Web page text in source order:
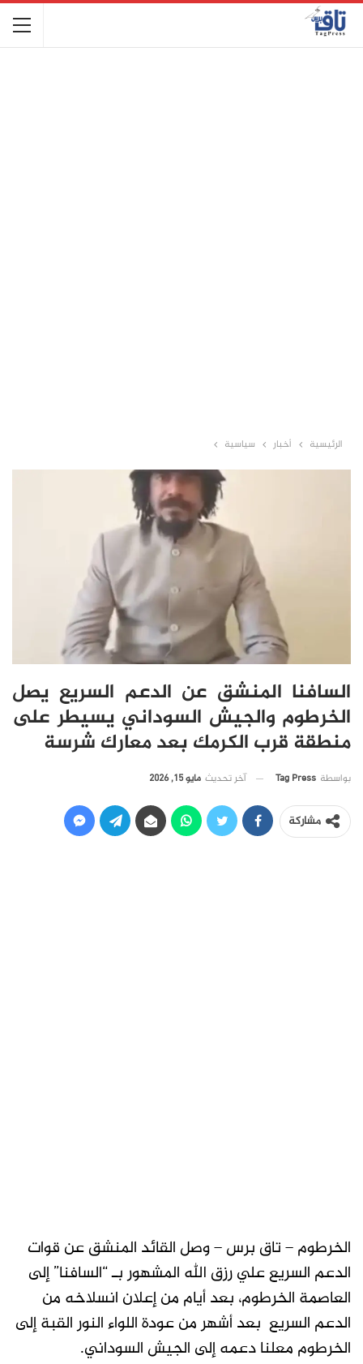
الرئيسية أخبار سياسية
السافنا المنشق عن الدعم السريع يصل
الخرطوم والجيش السوداني يسيطر على
منطقة قرب الكرمك بعد معارك شرسة
بواسطة Tag Press آخر تحديث مايو 15, 2026
مشاركة
الخرطوم – تاق برس – وصل القائد المنشق عن قوات
الدعم السريع علي رزق الله المشهور بـ “السافنا” إلى
العاصمة الخرطوم، بعد أيام من إعلان انسلاخه من
الدعم السريع بعد أشهر من عودة اللواء النور القبة إلى
الخرطوم معلنا دعمه إلى الجيش السوداني.